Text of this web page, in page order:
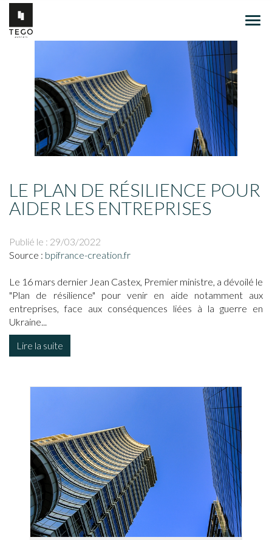
LE PLAN DE RÉSILIENCE POUR
AIDER LES ENTREPRISES
Publié le : 29/03/2022
Source : bpifrance-creation.fr
Le 16 mars dernier Jean Castex, Premier ministre, a dévoilé le
"Plan de résilience" pour venir en aide notamment aux
entreprises, face aux conséquences liées à la guerre en
Ukraine...
Lire la suite